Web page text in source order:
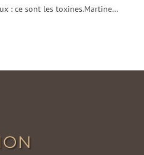
: ce sont les toxines.Martine…